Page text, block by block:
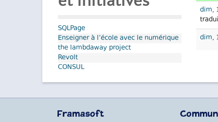
SQLPage
Enseigner à l’école avec le numérique
the lambdaway project
Revolt
CONSUL
dim,
dim,
Framasoft